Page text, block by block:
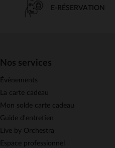
E-RÉSERVATION
Nos services
Évènements
La carte cadeau
Mon solde carte cadeau
Guide d'entretien
Live by Orchestra
Espace professionnel